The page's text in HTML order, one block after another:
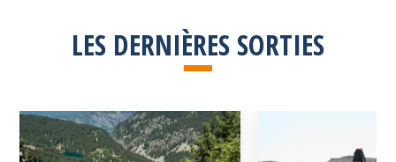
LES DERNIÈRES SORTIES